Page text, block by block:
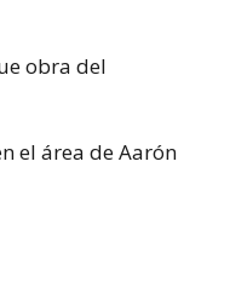
obra del
el área de Aarón